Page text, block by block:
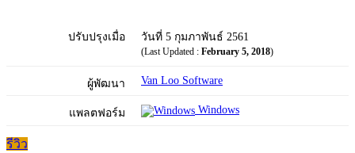
ปรับปรุงเมื่อ วันที่ 5 กุมภาพันธ์ 2561
(Last Updated : February 5, 2018)
ผู้พัฒนา Van Loo Software
แพลตฟอร์ม Windows
รีวิว